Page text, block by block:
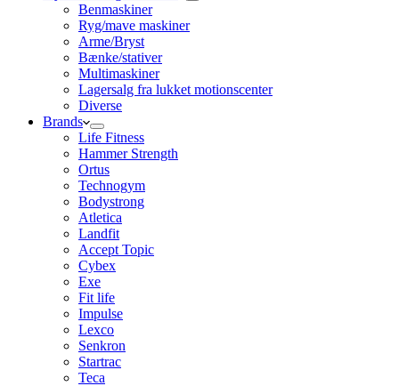
Benmaskiner
Ryg/mave maskiner
Arme/Bryst
Bænke/stativer
Multimaskiner
Lagersalg fra lukket motionscenter
Diverse
Brands
Life Fitness
Hammer Strength
Ortus
Technogym
Bodystrong
Atletica
Landfit
Accept Topic
Cybex
Exe
Fit life
Impulse
Lexco
Senkron
Startrac
Teca